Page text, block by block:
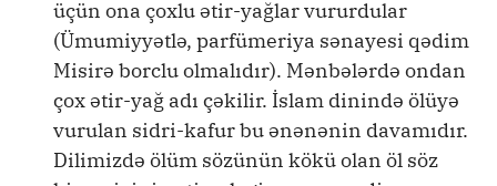
üçün ona çoxlu ətir-yağlar vururdular
(Ümumiyyətlə, parfümeriya sənayesi qədim
Misirə borclu olmalıdır). Mənbələrdə ondan
çox ətir-yağ adı çəkilir. İslam dinində ölüyə
vurulan sidri-kafur bu ənənənin davamıdır.
Dilimizdə ölüm sözünün kökü olan öl söz